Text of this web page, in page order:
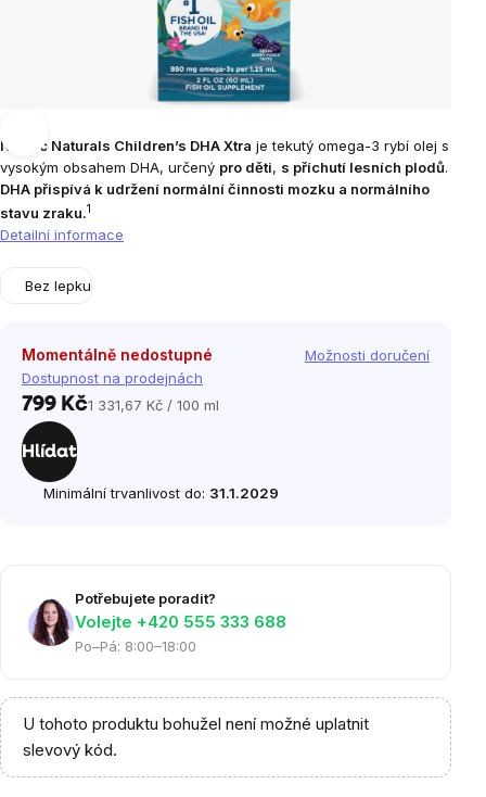
Nordic Naturals Children’s DHA Xtra je tekutý omega-3 rybí olej s
vysokým obsahem DHA, určený pro děti, s příchutí lesních plodů.
DHA přispívá k udržení normální činnosti mozku a normálního
stavu zraku.1
Detailní informace
Bez lepku
Momentálně nedostupné
Dostupnost na prodejnách
Možnosti doručení
799 KčMěrná
1 331,67 Kč / 100 ml
Hlídat
Minimální trvanlivost do: 31.1.2029
Potřebujete poradit?
Volejte ‭+420 555 333 688
Po–Pá: 8:00–18:00
U tohoto produktu bohužel není možné uplatnit
slevový kód.